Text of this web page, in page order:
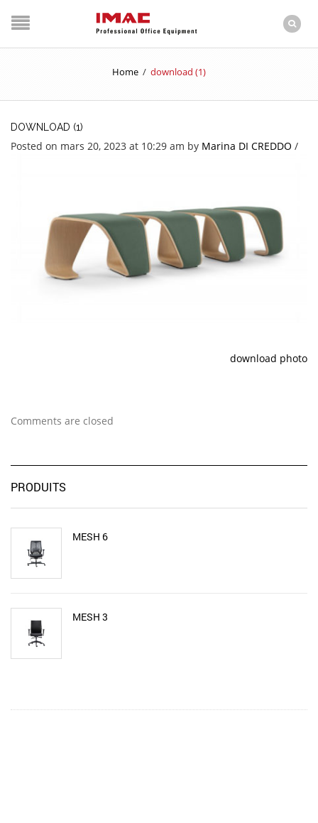
Home / download (1)
DOWNLOAD (1)
Posted on mars 20, 2023 at 10:29 am by Marina DI CREDDO /
download photo
Comments are closed
PRODUITS
MESH 6
MESH 3